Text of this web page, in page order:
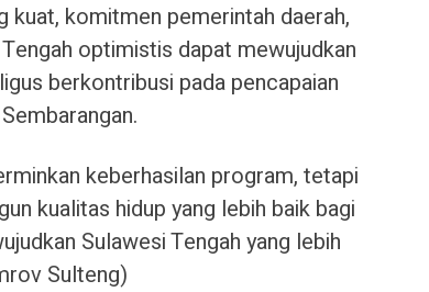
kuat, komitmen pemerintah daerah,
optimistis dapat mewujudkan
berkontribusi pada pencapaian
keberhasilan program, tetapi
kualitas hidup yang lebih baik bagi
Sulawesi Tengah yang lebih
Sulteng)